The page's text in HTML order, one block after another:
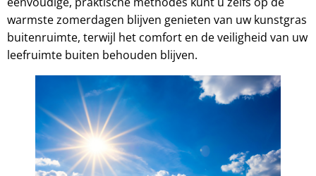
warmste zomerdagen blijven genieten van uw kunstgras
buitenruimte, terwijl het comfort en de veiligheid van uw
leefruimte buiten behouden blijven.